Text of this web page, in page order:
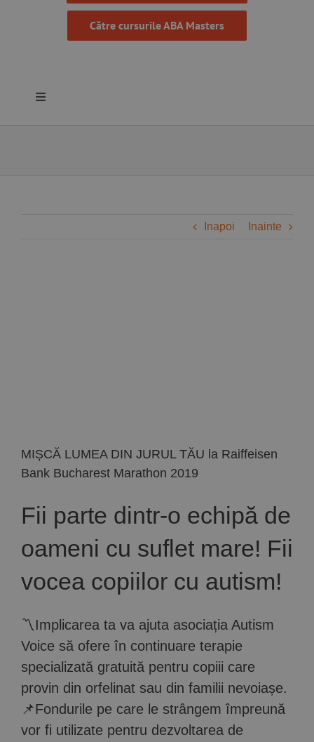
Către cursurile ABA Masters
Toggle
Magazin
Inapoi Inainte
MIȘCĂ LUMEA DIN JURUL TĂU la Raiffeisen
Bank Bucharest Marathon 2019
Fii parte dintr-o echipă de
oameni cu suflet mare! Fii
vocea copiilor cu autism!
〽️Implicarea ta va ajuta asociația Autism
Voice să ofere în continuare terapie
specializată gratuită pentru copiii care
provin din orfelinat sau din familii nevoiașe.
📌Fondurile pe care le strângem împreună
vor fi utilizate pentru dezvoltarea de